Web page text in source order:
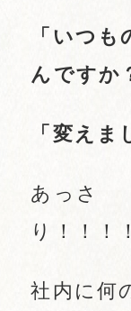
「いつ
んですか
「変えま
あっさ
り！！！
社内に何